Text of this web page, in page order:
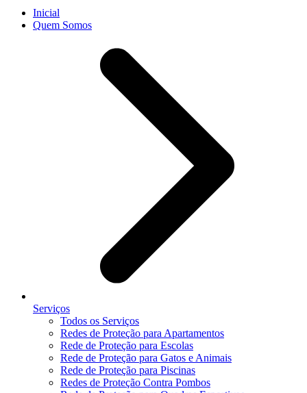
Inicial
Quem Somos
Serviços
Todos os Serviços
Redes de Proteção para Apartamentos
Rede de Proteção para Escolas
Rede de Proteção para Gatos e Animais
Rede de Proteção para Piscinas
Redes de Proteção Contra Pombos